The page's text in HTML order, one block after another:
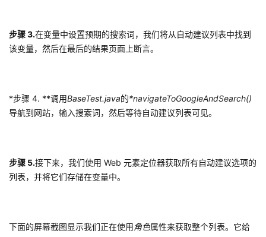
步骤 3.在变量中设置预期的搜索词，我们将从自动建议列表中找到
该变量，然后在最后的结果页面上断言。
*步骤 4. **调用BaseTest.java的*navigateToGoogleAndSearch()
导航到网站，输入搜索词，然后等待自动建议列表可见。
步骤 5.接下来，我们使用 Web 元素定位器获取所有自动建议选项的
列表，并将它们存储在变量中。
下面的屏幕截图显示我们正在使用角色属性来获取整个列表。它给